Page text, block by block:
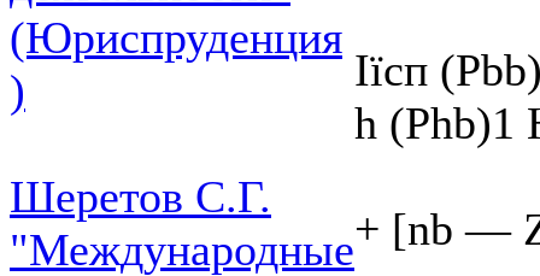
(Юриспруденция
)
Шеретов С.Г.
"Международные
Іїсп
h (Phb)1
+ [nb —